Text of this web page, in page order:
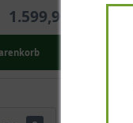
1.599,90 €